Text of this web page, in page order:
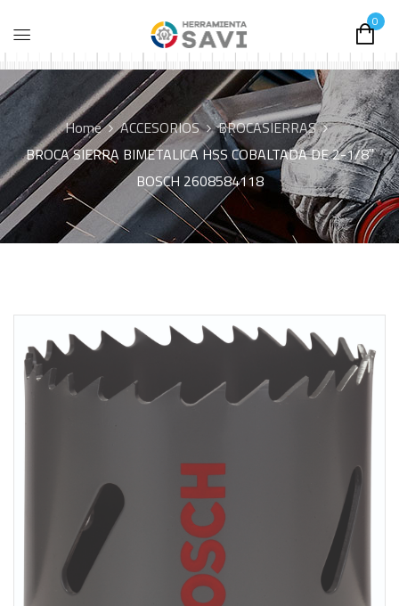
0
Home ACCESORIOS
BROCASIERRAS
BROCA SIERRA BIMETALICA HSS COBALTADA DE 2-1/8″
BOSCH 2608584118